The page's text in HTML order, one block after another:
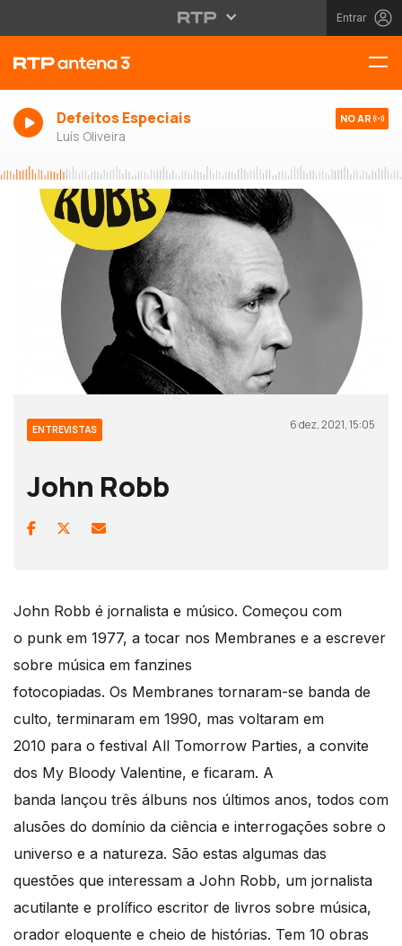
Entrar
Defeitos Especiais
Luís Oliveira
NO AR
ENTREVISTAS 6 dez, 2021, 15:05
John Robb
John Robb é jornalista e músico. Começou com
o punk em 1977, a tocar nos Membranes e a escrever
sobre música em fanzines
fotocopiadas. Os Membranes tornaram-se banda de
culto, terminaram em 1990, mas voltaram em
2010 para o festival All Tomorrow Parties, a convite
dos My Bloody Valentine, e ficaram. A
banda lançou três álbuns nos últimos anos, todos com
alusões do domínio da ciência e interrogações sobre o
universo e a natureza. São estas algumas das
questões que interessam a John Robb, um jornalista
acutilante e prolífico escritor de livros sobre música,
orador eloquente e cheio de histórias. Tem 10 obras